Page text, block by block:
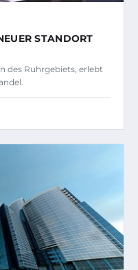
STANDORT
des Ruhrgebiets, erlebt